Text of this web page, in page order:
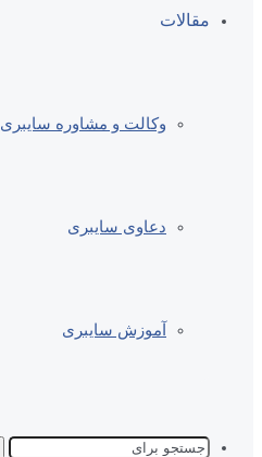
مقالات
وکالت و مشاوره سایبری
دعاوی سایبری
آموزش سایبری